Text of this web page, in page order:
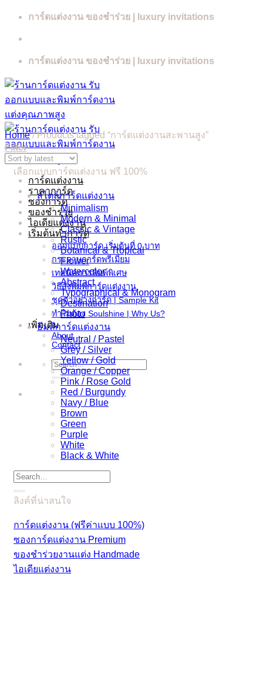
Skip
การ์ดแต่งงาน ของชำร่วย | luxury invitations
การ์ดแต่งงาน ของชำร่วย | luxury invitations
การ์ดแต่งงาน
ราคาการ์ด
ซองการ์ด
ของชำร่วย
ไอเดียแต่งงาน
เริ่มต้นทำการ์ด
ออกแบบการ์ด เริ่มต้นที่ 0 บาท
กระดาษการ์ดพรีเมี่ยม
เทคนิคการพิมพ์พิเศษ
วิธีสั่งพิมพ์การ์ดแต่งงาน
ชุดตัวอย่างการ์ด | Sample Kit
ทำไมต้อง Soulshine | Why Us?
เพิ่มเติม
About
Contact
Search
for:
Home /Products tagged “การ์ดแต่งงานสะพานสูง”
Filter
เลือกแบบการ์ดแต่งงาน ฟรี 100%
สไตล์การ์ดแต่งงาน
Minimalism
Modern & Minimal
Classic & Vintage
Rustic
Botanical & Tropical
Flower
Watercolor
Abstract
Typographical & Monogram
Destination
Photo
ธีมสีการ์ดแต่งงาน
Neutral / Pastel
Grey / Silver
Yellow / Gold
Orange / Copper
Pink / Rose Gold
Red / Burgundy
Navy / Blue
Brown
Green
Purple
White
Black & White
Search
for:
ลิงค์ที่น่าสนใจ
การ์ดแต่งงาน (ฟรีค่าแบบ 100%)
ซองการ์ดแต่งงาน Premium
ของชำร่วยงานแต่ง Handmade
ไอเดียแต่งงาน